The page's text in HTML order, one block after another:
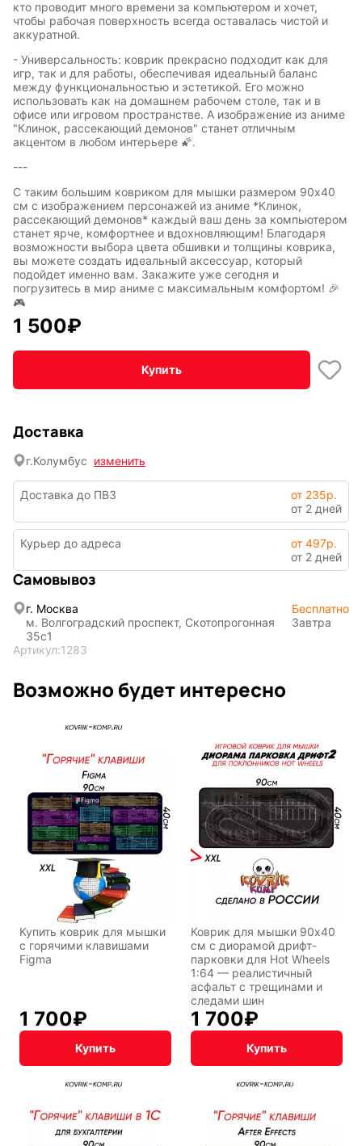
кто проводит много времени за компьютером и хочет,
чтобы рабочая поверхность всегда оставалась чистой и
аккуратной.
- Универсальность: коврик прекрасно подходит как для
игр, так и для работы, обеспечивая идеальный баланс
между функциональностью и эстетикой. Его можно
использовать как на домашнем рабочем столе, так и в
офисе или игровом пространстве. А изображение из аниме
"Клинок, рассекающий демонов" станет отличным
акцентом в любом интерьере 🌠.
---
С таким большим ковриком для мышки размером 90x40
см с изображением персонажей из аниме *Клинок,
рассекающий демонов* каждый ваш день за компьютером
станет ярче, комфортнее и вдохновляющим! Благодаря
возможности выбора цвета обшивки и толщины коврика,
вы можете создать идеальный аксессуар, который
подойдет именно вам. Закажите уже сегодня и
погрузитесь в мир аниме с максимальным комфортом! 🎉
🎮
1 500₽
Купить
Доставка
г.Колумбус изменить
Доставка до ПВЗ
от 235р.
от 2 дней
Курьер до адреса
от 497р.
от 2 дней
Самовывоз
г. Москва
м. Волгоградский проспект, Скотопрогонная
35с1
Бесплатно
Завтра
Артикул:1283
Возможно будет интересно
Купить коврик для мышки
с горячими клавишами
Figma
1 700₽
Купить
Коврик для мышки 90x40
см с диорамой дрифт-
парковки для Hot Wheels
1:64 — реалистичный
асфальт с трещинами и
следами шин
1 700₽
Купить
Восточный
стиль
Кудряшка
INariArt Разное
СССР Аниме
Транспорт
Мистика
Подарочная
Текущий:Колумбус